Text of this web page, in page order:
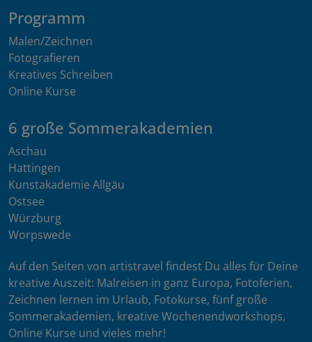
Programm
Malen/Zeichnen
Fotografieren
Kreatives Schreiben
Online Kurse
6 große Sommerakademien
Aschau
Hattingen
Kunstakademie Allgäu
Ostsee
Würzburg
Worpswede
Auf den Seiten von artistravel findest Du alles für Deine
kreative Auszeit: Malreisen in ganz Europa, Fotoferien,
Zeichnen lernen im Urlaub, Fotokurse, fünf große
Sommerakademien, kreative Wochenendworkshops,
Online Kurse und vieles mehr!